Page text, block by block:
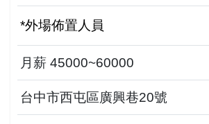
*外場佈置人員
月薪 45000~60000
台中市西屯區廣興巷20號